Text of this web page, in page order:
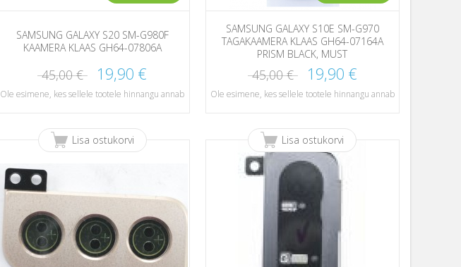
SAMSUNG GALAXY S20 SM-G980F
KAAMERA KLAAS GH64-07806A
45,00 € 19,90 €
Ole esimene, kes sellele tootele hinnangu annab
SAMSUNG GALAXY S10E SM-G970
TAGAKAAMERA KLAAS GH64-07164A
PRISM BLACK, MUST
45,00 € 19,90 €
Ole esimene, kes sellele tootele hinnangu annab
Lisa ostukorvi Lisa ostukorvi